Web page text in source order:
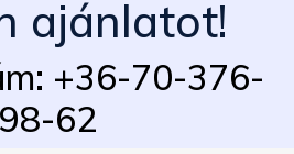
ajánlatot!
+36-70-376-
98-62